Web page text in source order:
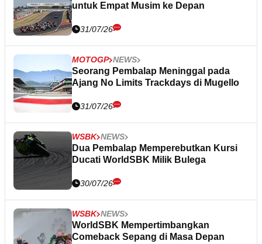
untuk Empat Musim ke Depan
31/07/26
MOTOGP NEWS
Seorang Pembalap Meninggal pada
Ajang No Limits Trackdays di Mugello
31/07/26
WSBK NEWS
Dua Pembalap Memperebutkan Kursi
Ducati WorldSBK Milik Bulega
30/07/26
WSBK NEWS
WorldSBK Mempertimbangkan
Comeback Sepang di Masa Depan